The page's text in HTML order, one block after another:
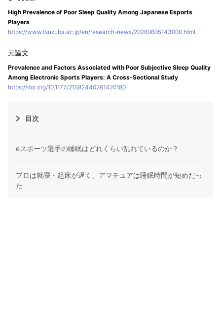
High Prevalence of Poor Sleep Quality Among Japanese Esports
Players
https://www.tsukuba.ac.jp/en/research-news/20260605143000.html
Prevalence and Factors Associated with Poor Subjective Sleep Quality
Among Electronic Sports Players: A Cross-Sectional Study
https://doi.org/10.1177/21582440261420180
目次
eスポーツ選手の睡眠はどれくらい乱れているのか？
プロは就寝・起床が遅く、アマチュアは睡眠時間が短めだっ
た